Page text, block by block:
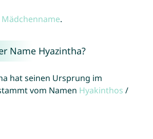
Mädchenname.
Name Hyazintha?
hat seinen Ursprung im
vom Namen Hyakinthos /